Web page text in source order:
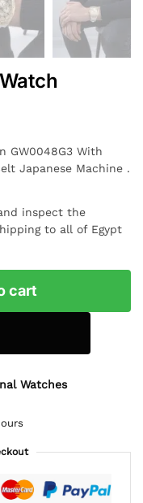
GW0048G3 With
Japanese Machine .
inspect the
to all of Egypt
cart
Watches